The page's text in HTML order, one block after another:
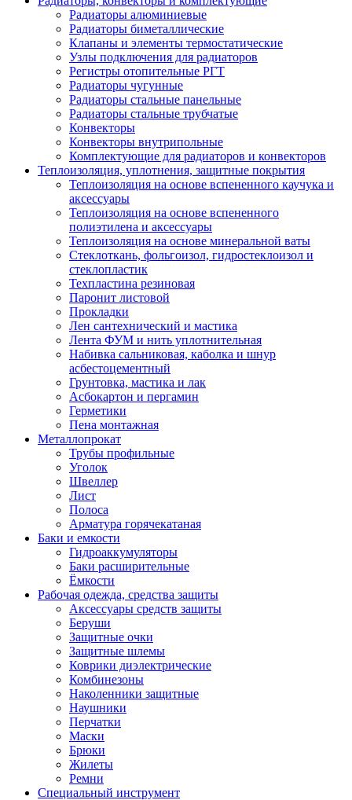
Радиаторы алюминиевые
Радиаторы биметаллические
Клапаны и элементы термостатические
Узлы подключения для радиаторов
Регистры отопительные РГТ
Радиаторы чугунные
Радиаторы стальные панельные
Радиаторы стальные трубчатые
Конвекторы
Конвекторы внутрипольные
Комплектующие для радиаторов и конвекторов
Теплоизоляция, уплотнения, защитные покрытия
Теплоизоляция на основе вспененного каучука и
аксессуары
Теплоизоляция на основе вспененного
полиэтилена и аксессуары
Теплоизоляция на основе минеральной ваты
Стеклоткань, фольгоизол, гидростеклоизол и
стеклопластик
Техпластина резиновая
Паронит листовой
Прокладки
Лен сантехнический и мастика
Лента ФУМ и нить уплотнительная
Набивка сальниковая, каболка и шнур
асбестоцементный
Грунтовка, мастика и лак
Асбокартон и пергамин
Герметики
Пена монтажная
Металлопрокат
Трубы профильные
Уголок
Швеллер
Лист
Полоса
Арматура горячекатаная
Баки и емкости
Гидроаккумуляторы
Баки расширительные
Ёмкости
Рабочая одежда, средства защиты
Аксессуары средств защиты
Беруши
Защитные очки
Защитные шлемы
Коврики диэлектрические
Комбинезоны
Наколенники защитные
Наушники
Перчатки
Маски
Брюки
Жилеты
Ремни
Специальный инструмент